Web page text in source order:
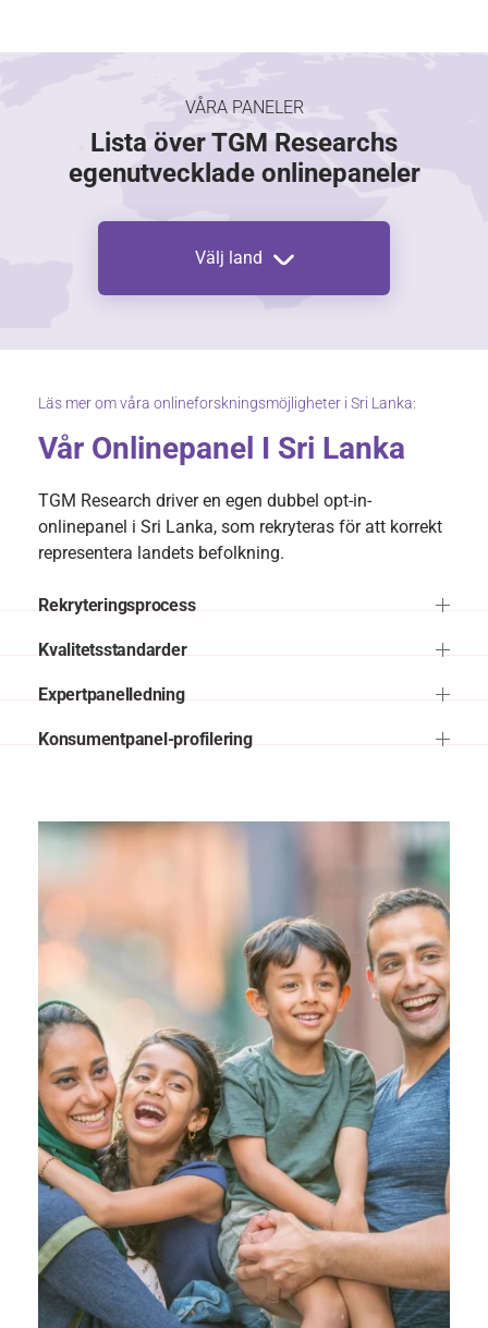
VÅRA PANELER
Lista över TGM Researchs
egenutvecklade onlinepaneler
Välj land
Läs mer om våra onlineforskningsmöjligheter i Sri Lanka:
Vår Onlinepanel I Sri Lanka
TGM Research driver en egen dubbel opt-in-
onlinepanel i Sri Lanka, som rekryteras för att korrekt
representera landets befolkning.
Rekryteringsprocess
Kvalitetsstandarder
Expertpanelledning
Konsumentpanel-profilering